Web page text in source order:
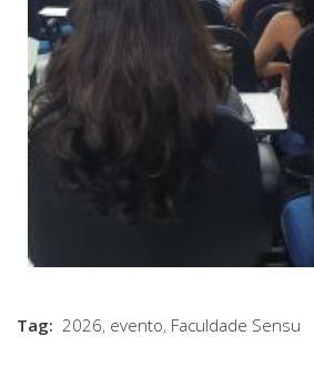
Tag: 2026, evento, Faculdade Sensu